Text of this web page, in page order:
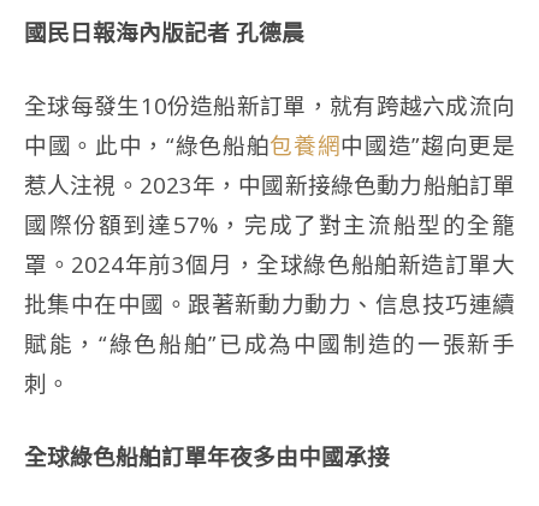
國民日報海內版記者 孔德晨
全球每發生10份造船新訂單，就有跨越六成流向
中國。此中，“綠色船舶包養網中國造”趨向更是
惹人注視。2023年，中國新接綠色動力船舶訂單
國際份額到達57%，完成了對主流船型的全籠
罩。2024年前3個月，全球綠色船舶新造訂單大
批集中在中國。跟著新動力動力、信息技巧連續
賦能，“綠色船舶”已成為中國制造的一張新手
刺。
全球綠色船舶訂單年夜多由中國承接